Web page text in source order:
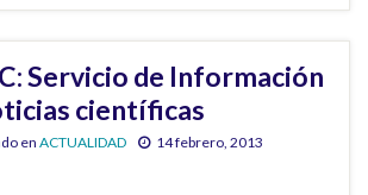
Servicio de Información
científicas
en ACTUALIDAD
14 febrero, 2013